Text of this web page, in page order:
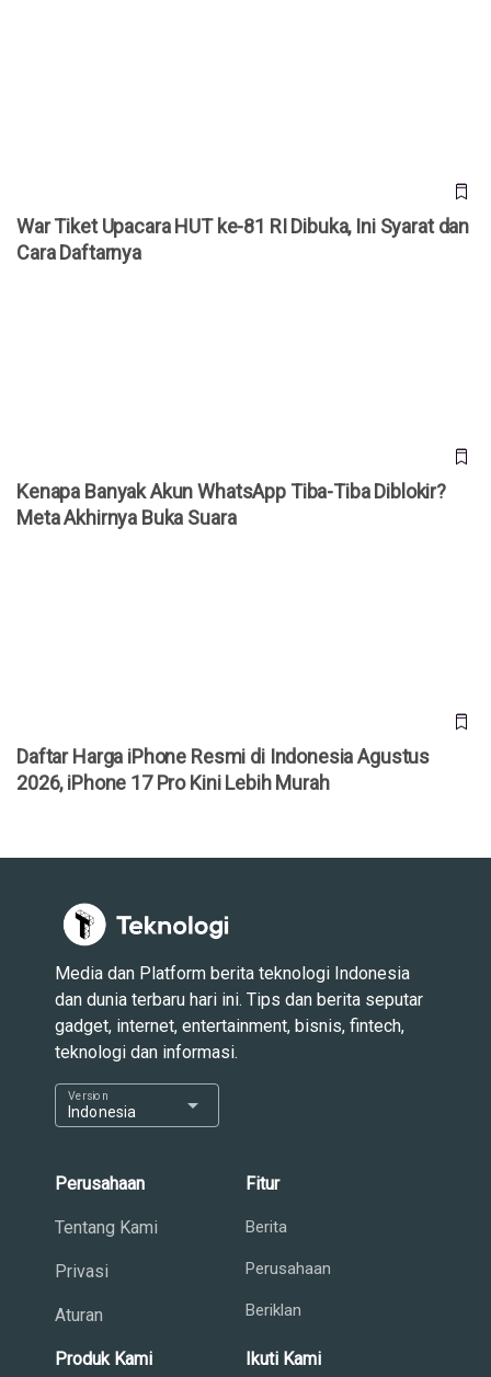
War Tiket Upacara HUT ke-81 RI Dibuka, Ini Syarat dan
Cara Daftarnya
Kenapa Banyak Akun WhatsApp Tiba-Tiba Diblokir?
Meta Akhirnya Buka Suara
Daftar Harga iPhone Resmi di Indonesia Agustus
2026, iPhone 17 Pro Kini Lebih Murah
Media dan Platform berita teknologi Indonesia
dan dunia terbaru hari ini. Tips dan berita seputar
gadget, internet, entertainment, bisnis, fintech,
teknologi dan informasi.
Indonesia
Version arrow_drop_down
Perusahaan
Tentang Kami
Privasi
Aturan
Fitur
Berita
Perusahaan
Beriklan
Produk Kami Ikuti Kami